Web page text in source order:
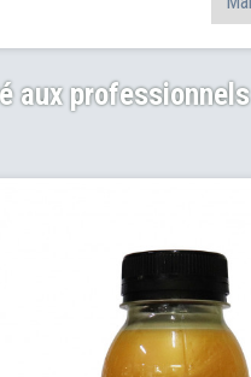
aux professionnels